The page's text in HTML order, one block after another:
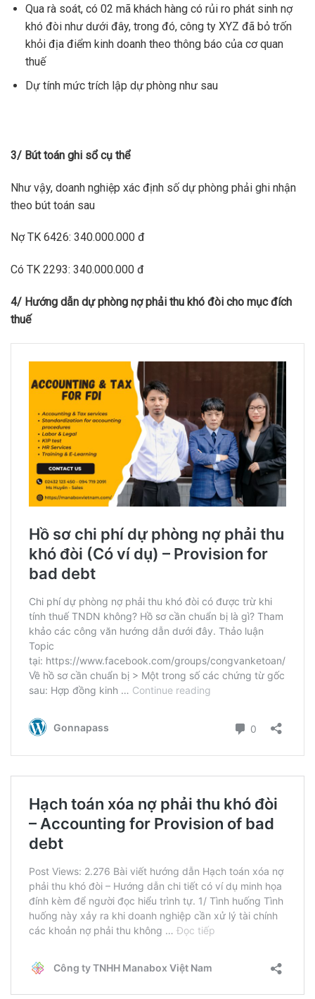
Bên Có:
khoản cấp 2
Tài khoản 2291 – Dự phòng giảm giá chứng khoán
Tài khoản 2293 – Dự phòng phải thu khó đòi
Tài khoản 2294 – Dự phòng giảm giá hàng tồn kho:
Qua rà soát, có 02 mã khách hàng có rủi ro phát sinh nợ
khó đòi như dưới đây, trong đó, công ty XYZ đã bỏ trốn
khỏi địa điểm kinh doanh theo thông báo của cơ quan
thuế
Dự tính mức trích lập dự phòng như sau
3/ Bút toán ghi sổ cụ thể
Như vậy, doanh nghiệp xác định số dự phòng phải ghi nhận
theo bút toán sau
Nợ TK 6426: 340.000.000 đ
Có TK 2293: 340.000.000 đ
4/ Hướng dẫn dự phòng nợ phải thu khó đòi cho mục đích
thuế